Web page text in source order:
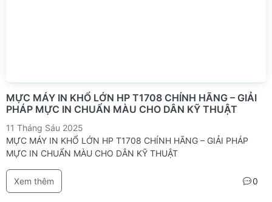
MỰC MÁY IN KHỔ LỚN HP T1708 CHÍNH HÃNG – GIẢI
PHÁP MỰC IN CHUẨN MÀU CHO DÂN KỸ THUẬT
11 Tháng Sáu 2025
MỰC MÁY IN KHỔ LỚN HP T1708 CHÍNH HÃNG – GIẢI PHÁP
MỰC IN CHUẨN MÀU CHO DÂN KỸ THUẬT
Xem thêm 0